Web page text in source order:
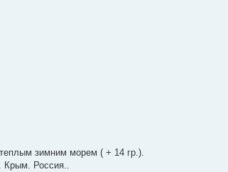
зимним морем ( + 14 гр.).
Крым. Россия..